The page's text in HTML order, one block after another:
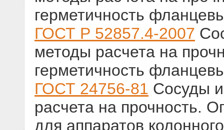
герметичность
ГОСТ Р 52857.4-2007
методы расчета на
герметичность
ГОСТ 24756-81 Сосуды
расчета на прочность.
для аппаратов